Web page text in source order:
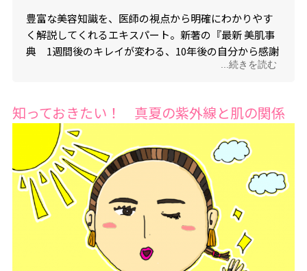
豊富な美容知識を、医師の視点から明確にわかりやす
く解説してくれるエキスパート。新著の『最新 美肌事
典 1週間後のキレイが変わる、10年後の自分から感謝
...続きを読む
知っておきたい！ 真夏の紫外線と肌の関係